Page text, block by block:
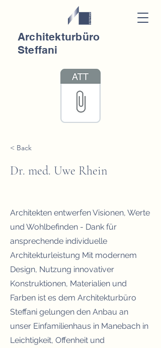
Architekturbüro
Steffani
< Back
Dr. med. Uwe Rhein
Architekten entwerfen Visionen, Werte
und Wohlbefinden - Dank für
ansprechende individuelle
Architekturleistung Mit modernem
Design, Nutzung innovativer
Konstruktionen, Materialien und
Farben ist es dem Architekturbüro
Steffani gelungen den Anbau an
unser Einfamilienhaus in Manebach in
Leichtigkeit, Offenheit und